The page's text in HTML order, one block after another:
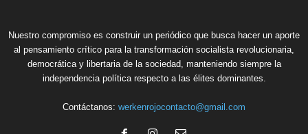
Nuestro compromiso es construir un periódico que busca hacer un aporte
al pensamiento crítico para la transformación socialista revolucionaria,
democrática y libertaria de la sociedad, manteniendo siempre la
independencia política respecto a las élites dominantes.
Contáctanos: werkenrojocontacto@gmail.com